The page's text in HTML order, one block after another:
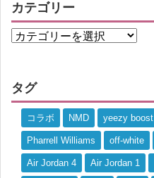
カテゴリー
タグ
コラボ NMD yeezy boost
Pharrell Williams off-white
Air Jordan 4 Air Jordan 1